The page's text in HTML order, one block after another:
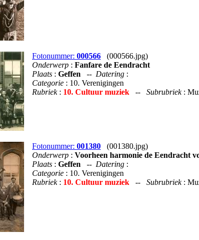
Fotonummer: 000566 (000566.jpg)
Onderwerp : Fanfare de Eendracht
Plaats : Geffen -- Datering :
Categorie : 10. Verenigingen
Rubriek : 10. Cultuur muziek -- Subrubriek :
Fotonummer: 001380 (001380.jpg)
Onderwerp : Voorheen harmonie de Eendracht
Plaats : Geffen -- Datering :
Categorie : 10. Verenigingen
Rubriek : 10. Cultuur muziek -- Subrubriek :